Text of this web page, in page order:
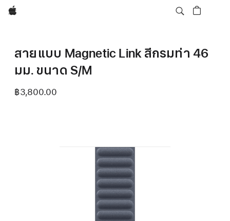
Apple
สายแบบ Magnetic Link สีกรมท่า 46
มม. ขนาด S/M
฿3,800.00